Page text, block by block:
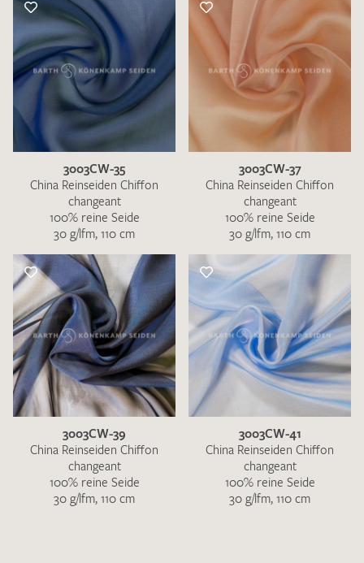
3003CW-35
China Reinseiden Chiffon
changeant
100% reine Seide
30 g/lfm, 110 cm
3003CW-37
China Reinseiden Chiffon
changeant
100% reine Seide
30 g/lfm, 110 cm
3003CW-39
China Reinseiden Chiffon
changeant
100% reine Seide
30 g/lfm, 110 cm
3003CW-41
China Reinseiden Chiffon
changeant
100% reine Seide
30 g/lfm, 110 cm